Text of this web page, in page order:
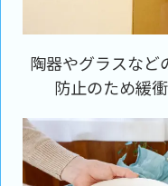
陶器やグラスなど
防止のため緩